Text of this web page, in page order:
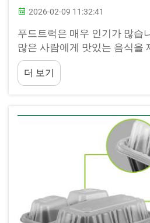
2026-02-09 11:32:41
푸드트럭은 매우 인기가 많습
많은 사람에게 맛있는 음식을
은 식품의 신선도와 안전성을
용기에 의존합니다. 그중 하나
쉘 식품 용기입니다. 이 상자들
더 보기